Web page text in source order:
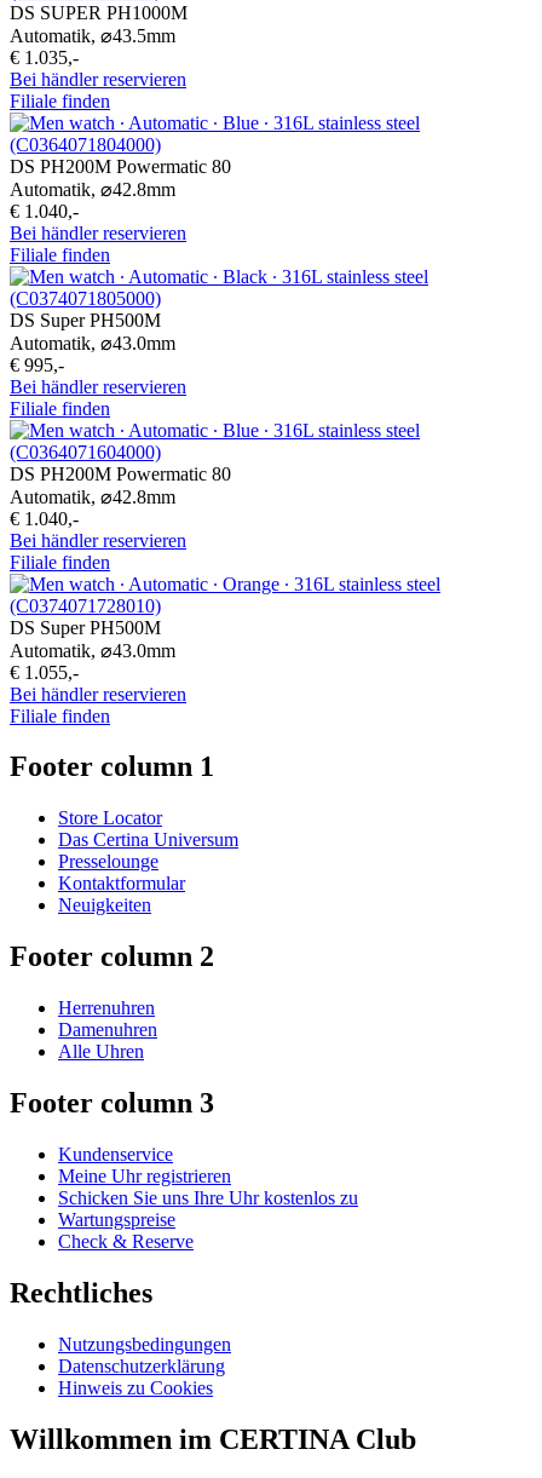
DS SUPER PH1000M
Automatik, ⌀43.5mm
€ 1.035,-
Bei händler reservieren
Filiale finden
DS PH200M Powermatic 80
Automatik, ⌀42.8mm
€ 1.040,-
Bei händler reservieren
Filiale finden
DS Super PH500M
Automatik, ⌀43.0mm
€ 995,-
Bei händler reservieren
Filiale finden
DS PH200M Powermatic 80
Automatik, ⌀42.8mm
€ 1.040,-
Bei händler reservieren
Filiale finden
DS Super PH500M
Automatik, ⌀43.0mm
€ 1.055,-
Bei händler reservieren
Filiale finden
Footer column 1
Store Locator
Das Certina Universum
Presselounge
Kontaktformular
Neuigkeiten
Footer column 2
Herrenuhren
Damenuhren
Alle Uhren
Footer column 3
Kundenservice
Meine Uhr registrieren
Schicken Sie uns Ihre Uhr kostenlos zu
Wartungspreise
Check & Reserve
Rechtliches
Nutzungsbedingungen
Datenschutzerklärung
Hinweis zu Cookies
Willkommen im CERTINA Club